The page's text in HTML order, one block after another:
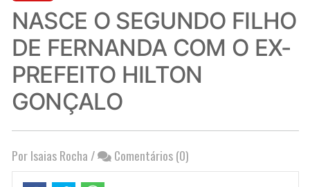
NASCE O SEGUNDO FILHO
DE FERNANDA COM O EX-
PREFEITO HILTON
GONÇALO
Por Isaias Rocha / Comentários (0)